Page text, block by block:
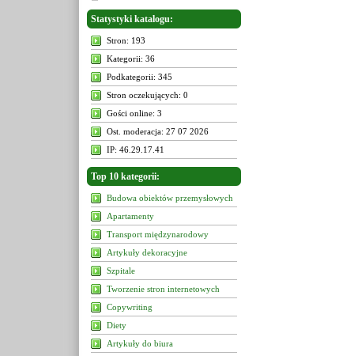
Statystyki katalogu:
Stron: 193
Kategorii: 36
Podkategorii: 345
Stron oczekujących: 0
Gości online: 3
Ost. moderacja: 27 07 2026
IP: 46.29.17.41
Top 10 kategorii:
Budowa obiektów przemysłowych
Apartamenty
Transport międzynarodowy
Artykuły dekoracyjne
Szpitale
Tworzenie stron internetowych
Copywriting
Diety
Artykuły do biura